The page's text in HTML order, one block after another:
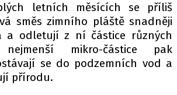
letních měsících se příliš
směs zimního pláště snadněji
a odletují z ní částice různých
mikro-částice pak
se do podzemních vod a
přírodu.